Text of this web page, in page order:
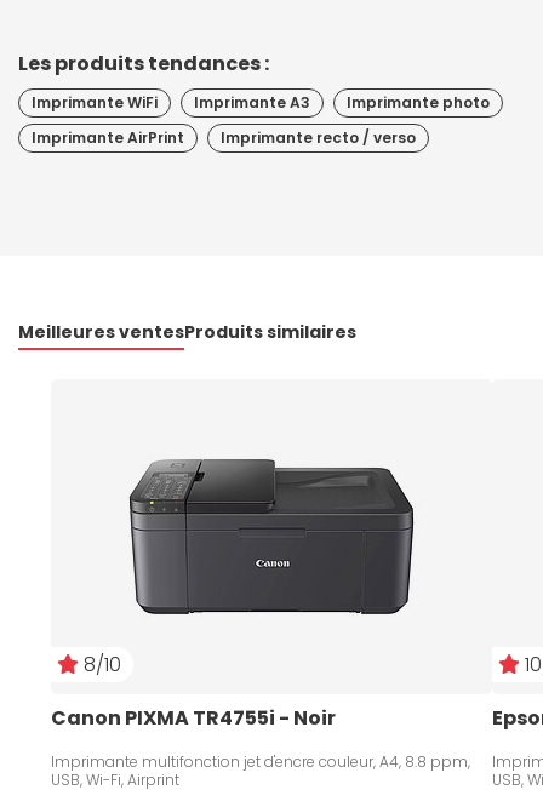
Les produits tendances :
Imprimante WiFi Imprimante A3
Imprimante photo
Imprimante AirPrint
Imprimante recto / verso
Meilleures ventesProduits similaires
8/10
Canon PIXMA TR4755i - Noir
Imprimante multifonction jet d'encre couleur, A4, 8.8 ppm,
USB, Wi-Fi, Airprint
USB,